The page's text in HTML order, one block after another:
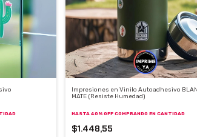
Impresiones en Vinilo Autoadhesivo
MATE (Resiste Humedad)
HASTA 40% OFF COMPRANDO EN CANTIDAD
$1.448,55